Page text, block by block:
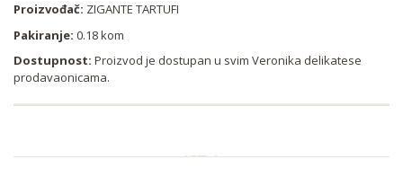
Proizvođač: ZIGANTE TARTUFI
Pakiranje: 0.18 kom
Dostupnost: Proizvod je dostupan u svim Veronika delikatese
prodavaonicama.